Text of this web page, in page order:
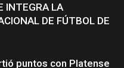
INTEGRA LA
DE FÚTBOL DE
puntos con Platense